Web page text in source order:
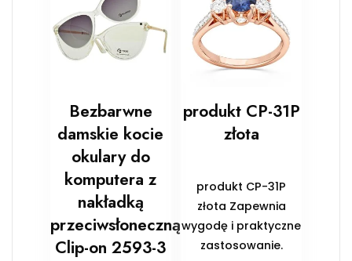
Bezbarwne
damskie kocie
okulary do
komputera z
nakładką
przeciwsłoneczną
Clip-on 2593-3
produkt CP-31P
złota
produkt CP-31P
złota Zapewnia
wygodę i praktyczne
zastosowanie.